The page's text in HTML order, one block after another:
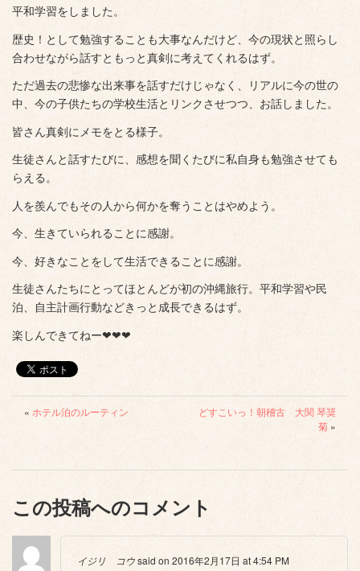
平和学習をしました。
歴史！として勉強することも大事なんだけど、今の現状と照らし
合わせながら話すともっと真剣に考えてくれるはず。
ただ過去の悲惨な出来事を話すだけじゃなく、リアルに今の世の
中、今の子供たちの学校生活とリンクさせつつ、お話しました。
皆さん真剣にメモをとる様子。
生徒さんと話すたびに、感想を聞くたびに私自身も勉強させても
らえる。
人を羨んでもその人から何かを奪うことはやめよう。
今、生きていられることに感謝。
今、好きなことをして生活できることに感謝。
生徒さんたちにとってほとんどが初の沖縄旅行。平和学習や民
泊、自主計画行動などきっと成長できるはず。
楽しんできてねー❤❤❤
« ホテル泊のルーティン
どすこいっ！朝稽古 大関 琴奨
菊 »
この投稿へのコメント
イジリ コウsaid on 2016年2月17日 at 4:54 PM